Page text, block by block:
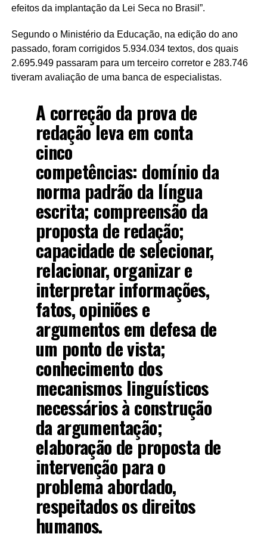
efeitos da implantação da Lei Seca no Brasil”.
Segundo o Ministério da Educação, na edição do ano
passado, foram corrigidos 5.934.034 textos, dos quais
2.695.949 passaram para um terceiro corretor e 283.746
tiveram avaliação de uma banca de especialistas.
A correção da prova de
redação leva em conta
cinco
competências: domínio da
norma padrão da língua
escrita; compreensão da
proposta de redação;
capacidade de selecionar,
relacionar, organizar e
interpretar informações,
fatos, opiniões e
argumentos em defesa de
um ponto de vista;
conhecimento dos
mecanismos linguísticos
necessários à construção
da argumentação;
elaboração de proposta de
intervenção para o
problema abordado,
respeitados os direitos
humanos.